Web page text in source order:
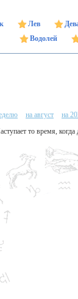
Лев
Водолей
на август на
то время, когда